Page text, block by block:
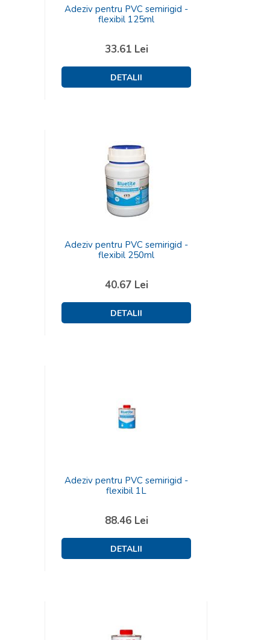
Adeziv pentru PVC semirigid -
flexibil 125ml
33.61Lei
Adeziv pentru PVC semirigid -
flexibil 250ml
40.67Lei
Adeziv pentru PVC semirigid -
flexibil 1L
88.46Lei